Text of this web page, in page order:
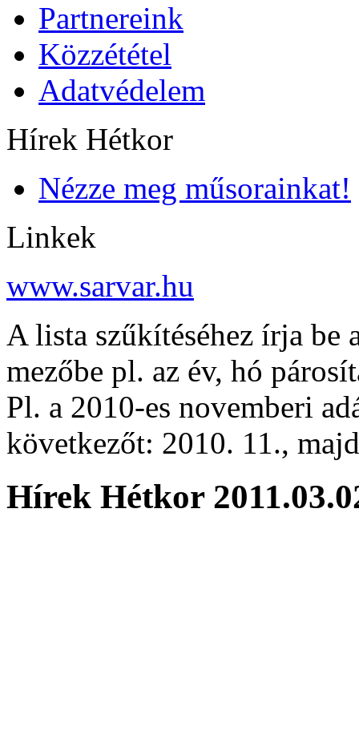
Partnereink
Közzététel
Adatvédelem
Hírek Hétkor
Nézze meg műsorainkat!
Linkek
www.sarvar.hu
A lista szűkítéséhez írja
mezőbe pl. az év, hó
Pl. a 2010-es novemberi
következőt: 2010. 11.,
Hírek Hétkor